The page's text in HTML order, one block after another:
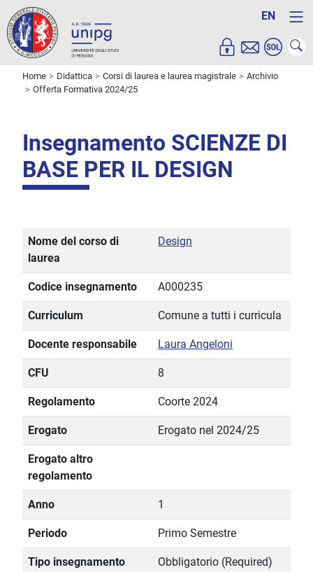
EN
Home Didattica Corsi di laurea e laurea magistrale
Archivio
Offerta Formativa 2024/25
Insegnamento SCIENZE DI
BASE PER IL DESIGN
Nome del corso di
laurea
Design
Codice insegnamento A000235
Curriculum Comune a tutti i curricula
Docente responsabile Laura Angeloni
CFU 8
Regolamento Coorte 2024
Erogato Erogato nel 2024/25
Erogato altro
regolamento
Anno 1
Periodo Primo Semestre
Tipo insegnamento Obbligatorio (Required)